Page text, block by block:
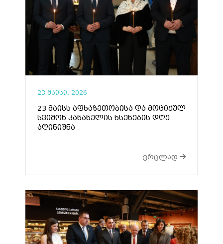
23 მაისი, 2026
23 მაისს აფხაზეთობისა და მოციქულ
სვიმონ კანანელის ხსენების დღე
აღინიშნა
ვრცლად